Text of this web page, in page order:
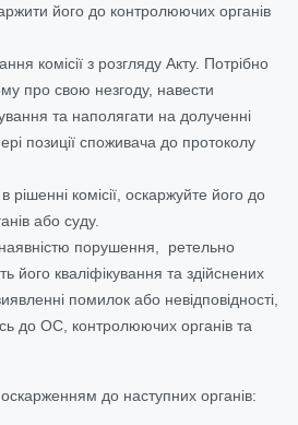
його до контролюючих органів
комісії з розгляду Акту. Потрібно
про свою незгоду, навести
та наполягати на долученні
позиції споживача до протоколу
рішенні комісії, оскаржуйте його до
або суду.
порушення, ретельно
його кваліфікування та здійснених
помилок або невідповідності,
до ОС, контролюючих органів та
до наступних органів: